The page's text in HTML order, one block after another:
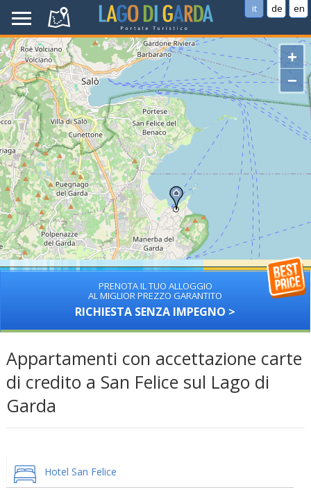
it de en
+
−
PRENOTA IL TUO ALLOGGIO
AL MIGLIOR PREZZO GARANTITO
RICHIESTA SENZA IMPEGNO >
Appartamenti con accettazione carte
di credito a San Felice sul Lago di
Garda
Hotel San Felice